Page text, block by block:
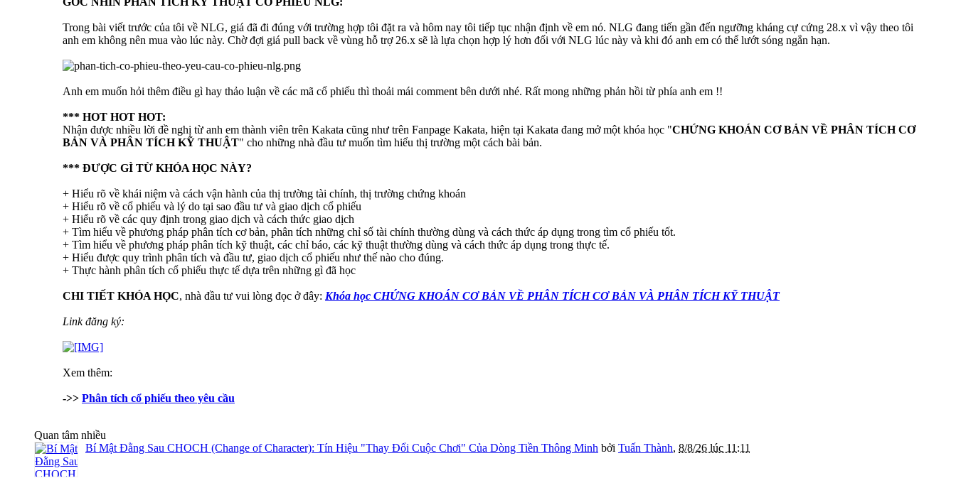
Trong bài viết trước của tôi về NLG, giá đã đi đúng với trường hợp tôi đặt ra và hôm nay tôi tiếp tục nhận định về em nó. NLG đang tiến gần đến ngưỡng kháng cự cứng 28.x vì vậy theo tôi
anh em không nên mua vào lúc này. Chờ đợi giá pull back về vùng hỗ trợ 26.x sẽ là lựa chọn hợp lý hơn đối với NLG lúc này và khi đó anh em có thể lướt sóng ngắn hạn.
Anh em muốn hỏi thêm điều gì hay thảo luận về các mã cổ phiếu thì thoải mái comment bên dưới nhé. Rất mong những phản hồi từ phía anh em !!
*** HOT HOT HOT:
Nhận được nhiều lời đề nghị từ anh em thành viên trên Kakata cũng như trên Fanpage Kakata, hiện tại Kakata đang mở một khóa học "CHỨNG KHOÁN CƠ BẢN VỀ PHÂN TÍCH CƠ
BẢN VÀ PHÂN TÍCH KỸ THUẬT" cho những nhà đầu tư muốn tìm hiểu thị trường một cách bài bản.
*** ĐƯỢC GÌ TỪ KHÓA HỌC NÀY?
+ Hiểu rõ về khái niệm và cách vận hành của thị trường tài chính, thị trường chứng khoán
+ Hiểu rõ về cổ phiếu và lý do tại sao đầu tư và giao dịch cổ phiếu
+ Hiểu rõ về các quy định trong giao dịch và cách thức giao dịch
+ Tìm hiểu về phương pháp phân tích cơ bản, phân tích những chỉ số tài chính thường dùng và cách thức áp dụng trong tìm cổ phiếu tốt.
+ Tìm hiểu về phương pháp phân tích kỹ thuật, các chỉ báo, các kỹ thuật thường dùng và cách thức áp dụng trong thực tế.
+ Hiểu được quy trình phân tích và đầu tư, giao dịch cổ phiếu như thế nào cho đúng.
+ Thực hành phân tích cổ phiếu thực tế dựa trên những gì đã học
CHI TIẾT KHÓA HỌC, nhà đầu tư vui lòng đọc ở đây: Khóa học CHỨNG KHOÁN CƠ BẢN VỀ PHÂN TÍCH CƠ BẢN VÀ PHÂN TÍCH KỸ THUẬT
Link đăng ký:
Xem thêm:
->> Phân tích cổ phiếu theo yêu cầu
Quan tâm nhiều
Bí Mật Đằng Sau CHOCH (Change of Character): Tín Hiệu "Thay Đổi Cuộc Chơi" Của Dòng Tiền Thông Minh bởi Tuấn Thành, 8/8/26 lúc 11:11